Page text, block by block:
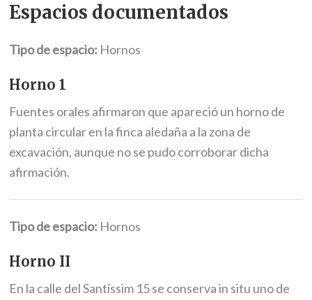
Espacios documentados
Tipo de espacio: Hornos
Horno 1
Fuentes orales afirmaron que apareció un horno de
planta circular en la finca aledaña a la zona de
excavación, aunque no se pudo corroborar dicha
afirmación.
Tipo de espacio: Hornos
Horno II
En la calle del Santíssim 15 se conserva in situ uno de